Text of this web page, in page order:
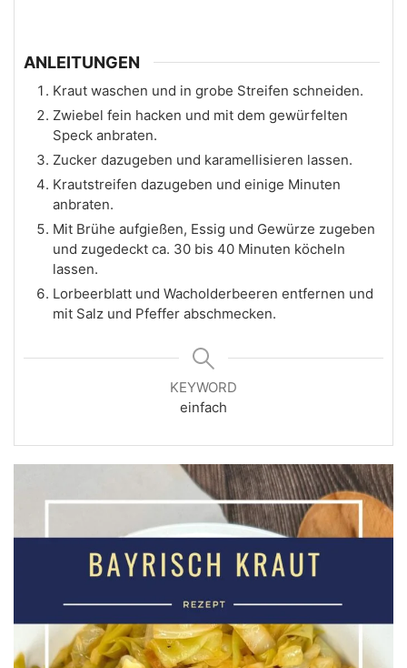
ANLEITUNGEN
Kraut waschen und in grobe Streifen schneiden.
Zwiebel fein hacken und mit dem gewürfelten
Speck anbraten.
Zucker dazugeben und karamellisieren lassen.
Krautstreifen dazugeben und einige Minuten
anbraten.
Mit Brühe aufgießen, Essig und Gewürze zugeben
und zugedeckt ca. 30 bis 40 Minuten köcheln
lassen.
Lorbeerblatt und Wacholderbeeren entfernen und
mit Salz und Pfeffer abschmecken.
KEYWORD
einfach